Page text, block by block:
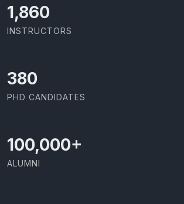
1,973
INSTRUCTORS
403
PHD CANDIDATES
100,000+
ALUMNI